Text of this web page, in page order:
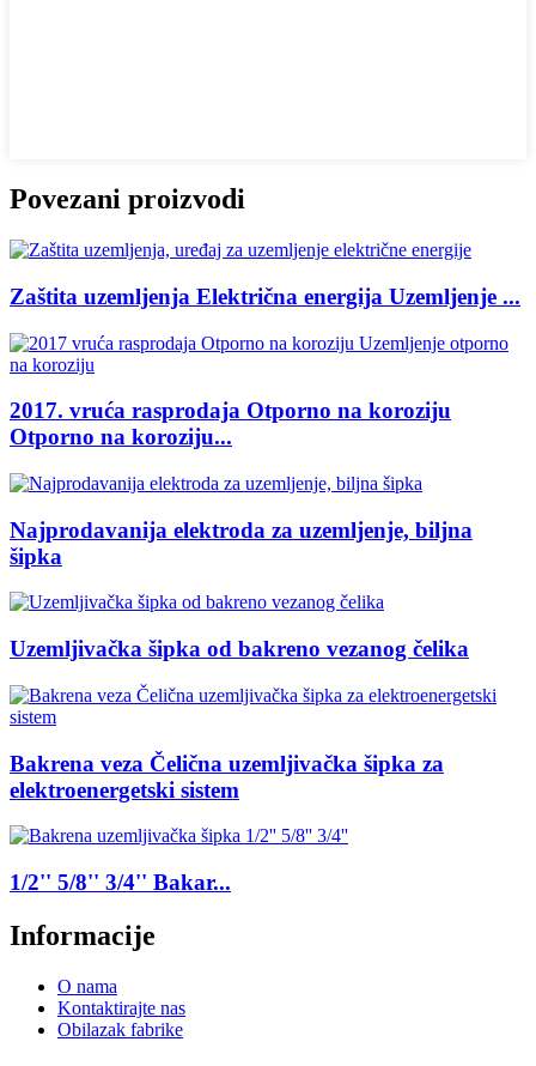
Povezani proizvodi
Zaštita uzemljenja Električna energija Uzemljenje ...
2017. vruća rasprodaja Otporno na koroziju
Otporno na koroziju...
Najprodavanija elektroda za uzemljenje, biljna
šipka
Uzemljivačka šipka od bakreno vezanog čelika
Bakrena veza Čelična uzemljivačka šipka za
elektroenergetski sistem
1/2'' 5/8'' 3/4'' Bakar...
Informacije
O nama
Kontaktirajte nas
Obilazak fabrike